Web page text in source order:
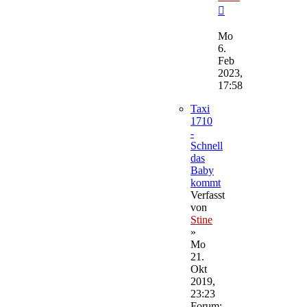
Beitrag
Mo
6.
Feb
2023,
17:58
Taxi
1710
-
Schnell
das
Baby
kommt
Verfasst
von
Stine
»
Mo
21.
Okt
2019,
23:23